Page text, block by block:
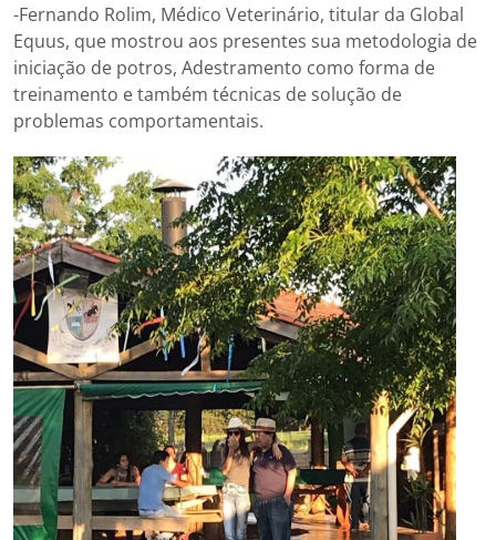
-Fernando Rolim, Médico Veterinário, titular da Global
Equus, que mostrou aos presentes sua metodologia de
iniciação de potros, Adestramento como forma de
treinamento e também técnicas de solução de
problemas comportamentais.